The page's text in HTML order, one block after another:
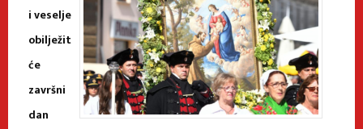
i veselje
obilježit
će
završni
dan